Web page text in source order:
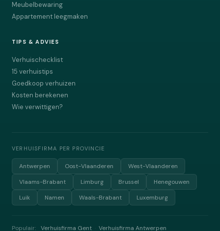
Meubelbewaring
Appartement leegmaken
TIPS & ADVIES
Verhuischecklist
15 verhuistips
Goedkoop verhuizen
Kosten berekenen
Wie verwittigen?
VERHUISFIRMA PER PROVINCIE
Antwerpen Oost-Vlaanderen
West-Vlaanderen
Vlaams-Brabant
Limburg Brussel
Henegouwen
Luik
Namen Waals-Brabant Luxemburg
Populair: Verhuisfirma Gent Verhuisfirma Antwerpen